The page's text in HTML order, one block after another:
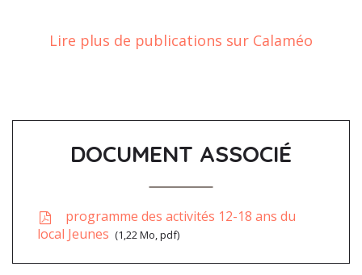
Lire plus de publications sur Calaméo
DOCUMENT ASSOCIÉ
programme des activités 12-18 ans du
local Jeunes
1,22Mo, pdf